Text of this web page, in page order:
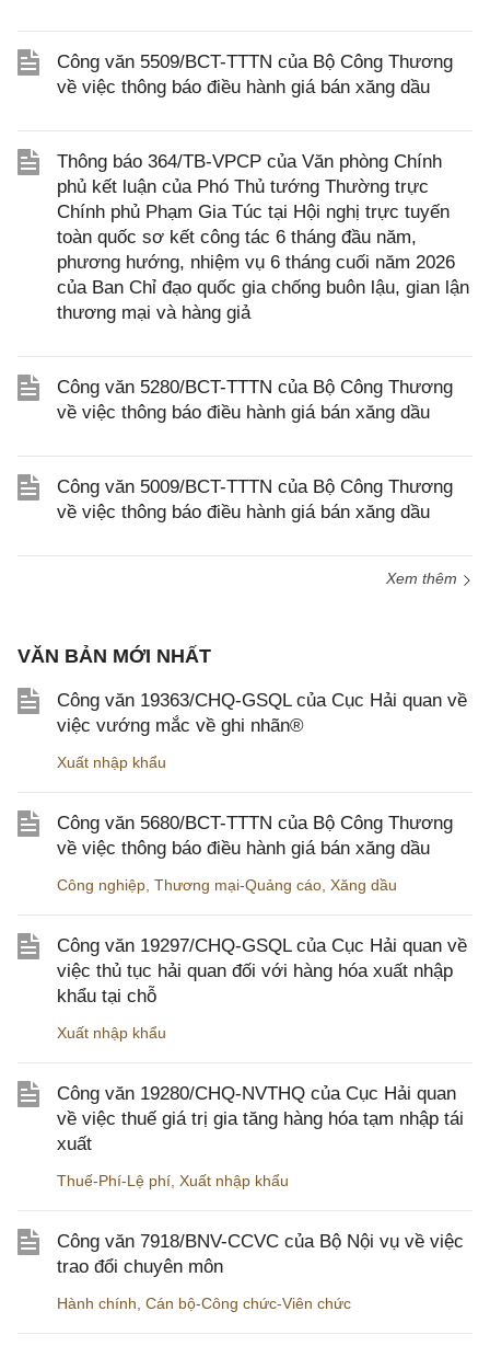
Công văn 5509/BCT-TTTN của Bộ Công Thương
về việc thông báo điều hành giá bán xăng dầu
Thông báo 364/TB-VPCP của Văn phòng Chính
phủ kết luận của Phó Thủ tướng Thường trực
Chính phủ Phạm Gia Túc tại Hội nghị trực tuyến
toàn quốc sơ kết công tác 6 tháng đầu năm,
phương hướng, nhiệm vụ 6 tháng cuối năm 2026
của Ban Chỉ đạo quốc gia chống buôn lậu, gian lận
thương mại và hàng giả
Công văn 5280/BCT-TTTN của Bộ Công Thương
về việc thông báo điều hành giá bán xăng dầu
Công văn 5009/BCT-TTTN của Bộ Công Thương
về việc thông báo điều hành giá bán xăng dầu
Xem thêm
VĂN BẢN MỚI NHẤT
Công văn 19363/CHQ-GSQL của Cục Hải quan về
việc vướng mắc về ghi nhãn®
Xuất nhập khẩu
Công văn 5680/BCT-TTTN của Bộ Công Thương
về việc thông báo điều hành giá bán xăng dầu
Công nghiệp, Thương mại-Quảng cáo, Xăng dầu
Công văn 19297/CHQ-GSQL của Cục Hải quan về
việc thủ tục hải quan đối với hàng hóa xuất nhập
khẩu tại chỗ
Xuất nhập khẩu
Công văn 19280/CHQ-NVTHQ của Cục Hải quan
về việc thuế giá trị gia tăng hàng hóa tạm nhập tái
xuất
Thuế-Phí-Lệ phí, Xuất nhập khẩu
Công văn 7918/BNV-CCVC của Bộ Nội vụ về việc
trao đổi chuyên môn
Hành chính, Cán bộ-Công chức-Viên chức